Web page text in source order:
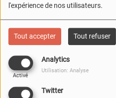
l'expérience de nos utilisateurs.
Tout accepter Tout refuser
Analytics
Activé
Utilisation: Analyse
Twitter